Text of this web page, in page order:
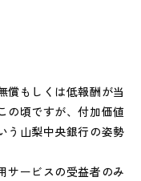
償もしくは低報酬が当
の頃ですが、付加価値
う山梨中央銀行の姿勢
サービスの受益者のみ